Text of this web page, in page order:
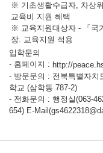
※ 기초생활수급자, 차상
교육비 지원 혜택
※ 교육지원대상자 - 「국
장. 교육지원 적용
입학문의
- 홈페이지 : http://
- 방문문의 : 전북특별자치
학교 (삼학동 787-2)
- 전화문의 : 행정실(063-
654) E-